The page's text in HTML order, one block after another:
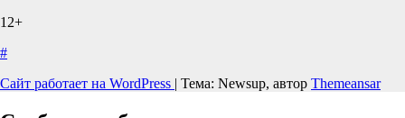
12+
#
Сайт работает на WordPress | Тема: Newsup, автор Themeansar